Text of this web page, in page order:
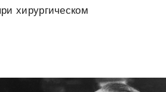
хирургическом